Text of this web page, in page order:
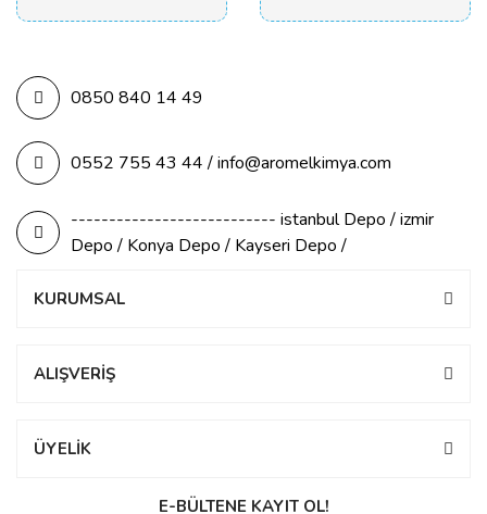
0850 840 14 49
0552 755 43 44 / info@aromelkimya.com
--------------------------- istanbul Depo / izmir
Depo / Konya Depo / Kayseri Depo /
KURUMSAL
ALIŞVERİŞ
ÜYELİK
E-BÜLTENE KAYIT OL!